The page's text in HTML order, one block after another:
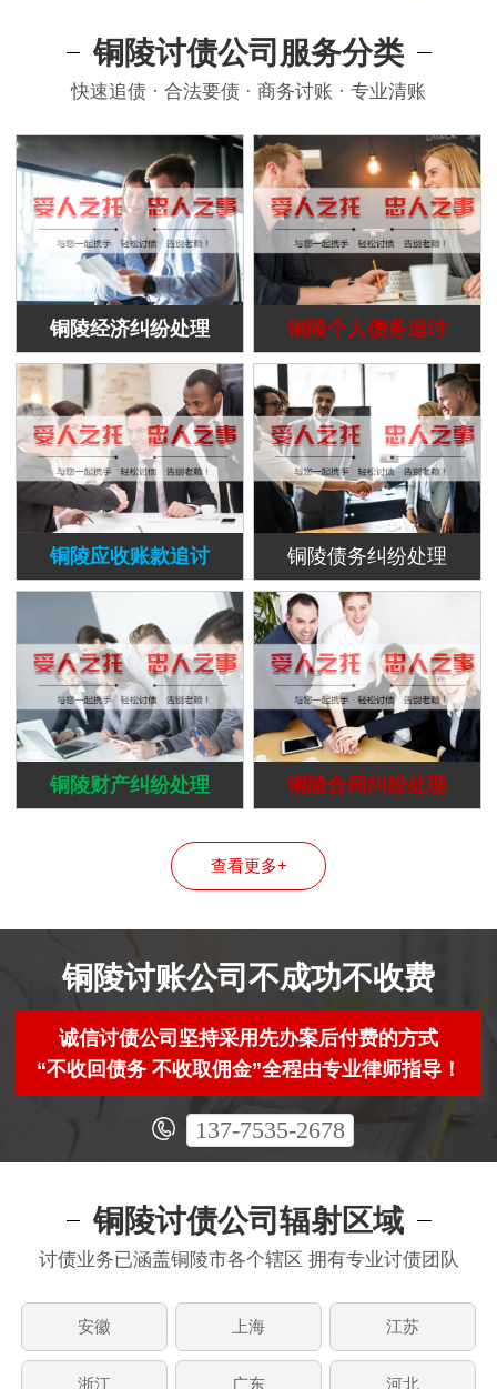
铜陵讨债公司服务分类
快速追债 · 合法要债 · 商务讨账 · 专业清账
铜陵经济纠纷处理 铜陵个人债务追讨
铜陵应收账款追讨 铜陵债务纠纷处理
铜陵财产纠纷处理 铜陵合同纠纷处理
查看更多+
铜陵讨账公司不成功不收费
诚信讨债公司坚持采用先办案后付费的方式
“不收回债务 不收取佣金”全程由专业律师指导！
137-7535-2678
铜陵讨债公司辐射区域
讨债业务已涵盖铜陵市各个辖区 拥有专业讨债团队
安徽 上海 江苏
浙江 广东 河北